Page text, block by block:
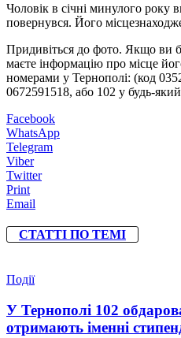
Чоловік в січні минулого року
повернувся. Його
Придивіться до фото. Якщо ви
маєте інформацію про місце
номерами у Тернополі: (код
0672591518, або 102 у будь-який
Facebook
WhatsApp
Telegram
Viber
Twitter
Print
Email
СТАТТІ ПО ТЕМІ
Події
У Тернополі 102
отримають іменні